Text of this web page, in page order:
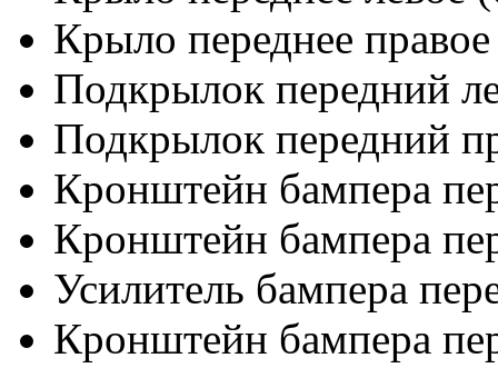
Крыло переднее
Подкрылок передний
Подкрылок передний
Кронштейн бампера
Кронштейн бампера
Усилитель бампера
Кронштейн бампера